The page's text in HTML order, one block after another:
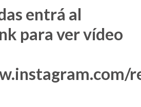
entrá al
para ver vídeo